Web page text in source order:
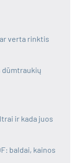
verta rinktis
dūmtraukių
ir kada juos
baldai, kainos